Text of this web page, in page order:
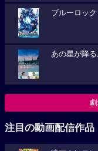
ブルーロック
あの星が降
注目の動画配信作品